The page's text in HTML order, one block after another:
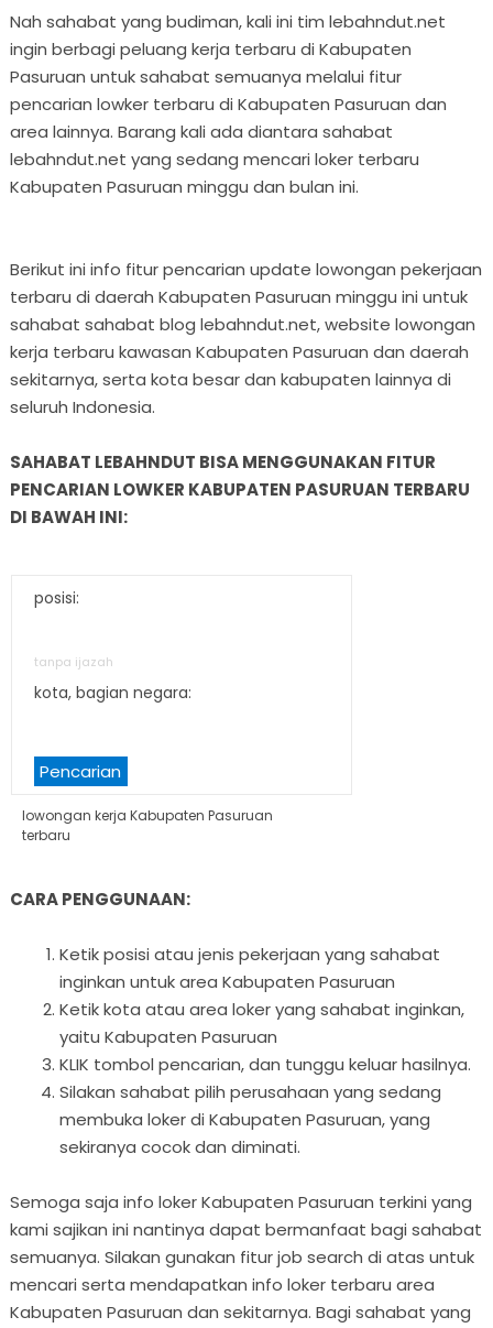
Nah sahabat yang budiman, kali ini tim lebahndut.net
ingin berbagi peluang kerja terbaru di Kabupaten
Pasuruan untuk sahabat semuanya melalui fitur
pencarian lowker terbaru di Kabupaten Pasuruan dan
area lainnya. Barang kali ada diantara sahabat
lebahndut.net yang sedang mencari loker terbaru
Kabupaten Pasuruan minggu dan bulan ini.
Berikut ini info fitur pencarian update lowongan pekerjaan
terbaru di daerah Kabupaten Pasuruan minggu ini untuk
sahabat sahabat blog lebahndut.net, website lowongan
kerja terbaru kawasan Kabupaten Pasuruan dan daerah
sekitarnya, serta kota besar dan kabupaten lainnya di
seluruh Indonesia.
SAHABAT LEBAHNDUT BISA MENGGUNAKAN FITUR
PENCARIAN LOWKER KABUPATEN PASURUAN TERBARU
DI BAWAH INI:
posisi:
tanpa ijazah
kota, bagian negara:
Pencarian
lowongan kerja Kabupaten Pasuruan
terbaru
CARA PENGGUNAAN:
Ketik posisi atau jenis pekerjaan yang sahabat
inginkan untuk area Kabupaten Pasuruan
Ketik kota atau area loker yang sahabat inginkan,
yaitu Kabupaten Pasuruan
KLIK tombol pencarian, dan tunggu keluar hasilnya.
Silakan sahabat pilih perusahaan yang sedang
membuka loker di Kabupaten Pasuruan, yang
sekiranya cocok dan diminati.
Semoga saja info loker Kabupaten Pasuruan terkini yang
kami sajikan ini nantinya dapat bermanfaat bagi sahabat
semuanya. Silakan gunakan fitur job search di atas untuk
mencari serta mendapatkan info loker terbaru area
Kabupaten Pasuruan dan sekitarnya. Bagi sahabat yang